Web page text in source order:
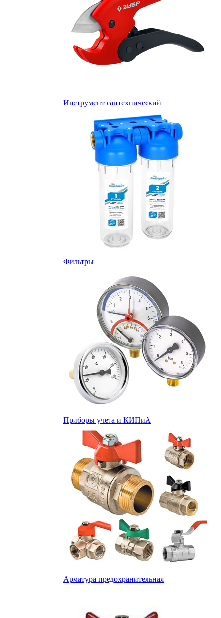
Инструмент сантехнический
Фильтры
Приборы учета и КИПиА
Арматура предохранительная